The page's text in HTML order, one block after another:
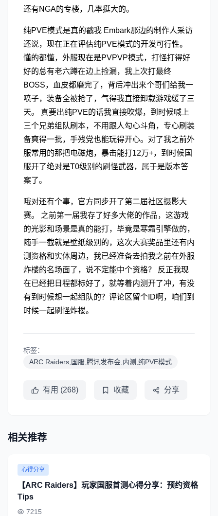
还有NGA的专楼，几率挺大的。
纯PVE模式是真的戳我 Embark那边的制作人采访
还说，现在正在评估纯PVE模式的开发可行性。
懂的都懂，外服现在是PVPVP模式，打怪打得好
好的总有老六蹲在边上捡漏，我上次打最终
BOSS，血皮都磨完了，背后冲出来个哥们给我一
喷子，装备全被抢了，气得我直接卸载游戏缓了三
天。 真要出纯PVE的话我直接吹爆，到时候喊上
三个兄弟组队刷本，不用跟人勾心斗角，专心刷装
备爽得一批，手残党也能玩得开心。对了我之前外
服常用的那把电磁炮，暴击能打12万+，到时候国
服开了绝对是T0级别的刷怪武器，属于是版本答
案了。
哦对还有个事，官方同步开了第二届社区摄影大
赛。 之前第一届我存了好多大佬的作品，这游戏
的光影和场景是真的能打，毕竟是寒霜引擎做的，
随手一截就是壁纸级别的，这次大赛奖品里还有内
测资格和实体周边，我已经准备去拍我之前在外服
炸楼的名场面了，说不定能中个资格？ 反正我现
在已经把日程都标好了，就等着内测开了冲，有没
有到时候想一起组队的？评论区留个ID啊，咱们到
时候一起刷怪炸楼。
标签：
ARC Raiders,国服,腾讯发布会,内测,纯PVE模式
有用 (268) 收藏 分享
相关推荐
心得分享
【ARC Raiders】玩家国服首测心得分享：预约资格
Tips
7215